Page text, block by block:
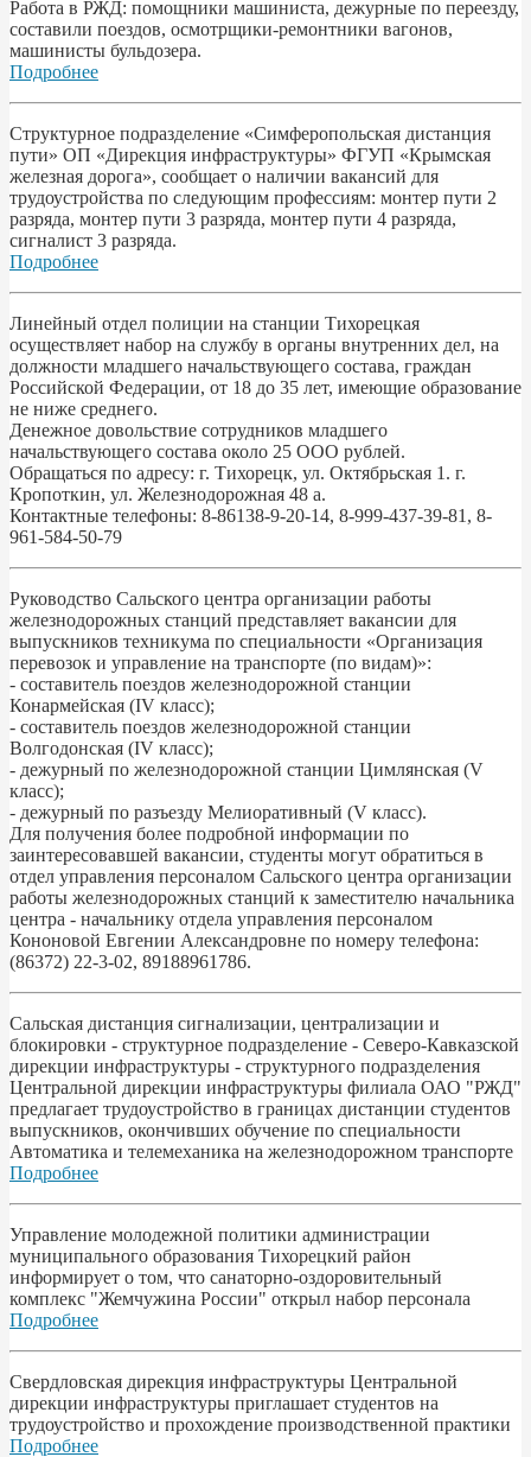
Работа в РЖД: помощники машиниста, дежурные по переезду,
составили поездов, осмотрщики-ремонтники вагонов,
машинисты бульдозера.
Подробнее
Структурное подразделение «Симферопольская дистанция
пути» ОП «Дирекция инфраструктуры» ФГУП «Крымская
железная дорога», сообщает о наличии вакансий для
трудоустройства по следующим профессиям: монтер пути 2
разряда, монтер пути 3 разряда, монтер пути 4 разряда,
сигналист 3 разряда.
Подробнее
Линейный отдел полиции на станции Тихорецкая
осуществляет набор на службу в органы внутренних дел, на
должности младшего начальствующего состава, граждан
Российской Федерации, от 18 до 35 лет, имеющие образование
не ниже среднего.
Денежное довольствие сотрудников младшего
начальствующего состава около 25 ООО рублей.
Обращаться по адресу: г. Тихорецк, ул. Октябрьская 1. г.
Кропоткин, ул. Железнодорожная 48 а.
Контактные телефоны: 8-86138-9-20-14, 8-999-437-39-81, 8-
961-584-50-79
Руководство Сальского центра организации работы
железнодорожных станций представляет вакансии для
выпускников техникума по специальности «Организация
перевозок и управление на транспорте (по видам)»:
- составитель поездов железнодорожной станции
Конармейская (IV класс);
- составитель поездов железнодорожной станции
Волгодонская (IV класс);
- дежурный по железнодорожной станции Цимлянская (V
класс);
- дежурный по разъезду Мелиоративный (V класс).
Для получения более подробной информации по
заинтересовавшей вакансии, студенты могут обратиться в
отдел управления персоналом Сальского центра организации
работы железнодорожных станций к заместителю начальника
центра - начальнику отдела управления персоналом
Кононовой Евгении Александровне по номеру телефона:
(86372) 22-3-02, 89188961786.
Сальская дистанция сигнализации, централизации и
блокировки - структурное подразделение - Северо-Кавказской
дирекции инфраструктуры - структурного подразделения
Центральной дирекции инфраструктуры филиала ОАО "РЖД"
предлагает трудоустройство в границах дистанции студентов
выпускников, окончивших обучение по специальности
Автоматика и телемеханика на железнодорожном транспорте
Подробнее
Управление молодежной политики администрации
муниципального образования Тихорецкий район
информирует о том, что санаторно-оздоровительный
комплекс "Жемчужина России" открыл набор персонала
Подробнее
Свердловская дирекция инфраструктуры Центральной
дирекции инфраструктуры приглашает студентов на
трудоустройство и прохождение производственной практики
Подробнее